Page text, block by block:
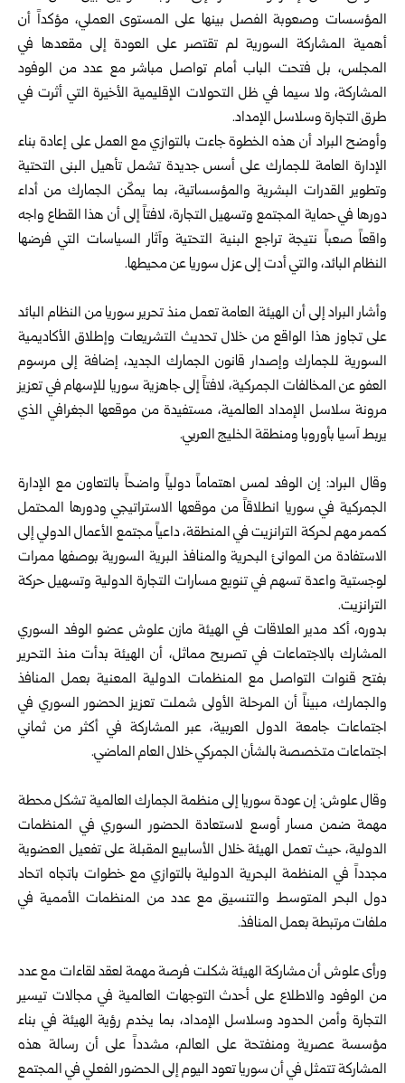
المؤسسات وصعوبة الفصل بينها على المستوى العملي، مؤكداً أن
أهمية المشاركة السورية لم تقتصر على العودة إلى مقعدها في
المجلس، بل فتحت الباب أمام تواصل مباشر مع عدد من الوفود
المشاركة، ولا سيما في ظل التحولات الإقليمية الأخيرة التي أثرت في
طرق التجارة وسلاسل الإمداد.
وأوضح البراد أن هذه الخطوة جاءت ‏بالتوازي مع العمل على إعادة بناء
الإدارة العامة للجمارك على أسس جديدة تشمل تأهيل البنى التحتية
وتطوير القدرات البشرية والمؤسساتية، بما يمكّن الجمارك من أداء
دورها في حماية المجتمع وتسهيل التجارة، لافتاً إلى أن هذا القطاع واجه
واقعاً صعباً نتيجة تراجع البنية التحتية وآثار السياسات التي فرضها
النظام البائد، والتي أدت إلى عزل سوريا عن محيطها.‏ ‏
وأشار البراد إلى أن الهيئة العامة تعمل منذ تحرير سوريا من النظام البائد
على تجاوز هذا الواقع من خلال تحديث التشريعات وإطلاق الأكاديمية
السورية للجمارك وإصدار قانون الجمارك الجديد، إضافة إلى مرسوم
العفو عن المخالفات الجمركية، لافتاً إلى جاهزية سوريا للإسهام في تعزيز
مرونة سلاسل الإمداد العالمية، ‌‏مستفيدة من موقعها الجغرافي الذي
يربط آسيا بأوروبا ومنطقة الخليج ‌‏العربي.‏ ‏
وقال البراد: إن الوفد لمس اهتماماً دولياً واضحاً بالتعاون مع الإدارة
الجمركية في سوريا انطلاقاً من موقعها الاستراتيجي ودورها المحتمل
كممر مهم لحركة الترانزيت في المنطقة، داعياً مجتمع الأعمال الدولي إلى
الاستفادة من الموانئ البحرية ‌‏والمنافذ البرية السورية بوصفها ممرات
لوجستية واعدة تسهم في تنويع ‌‏مسارات التجارة الدولية وتسهيل حركة
الترانزيت.
بدوره، أكد مدير العلاقات ‌في الهيئة مازن علوش عضو الوفد السوري
المشارك بالاجتماعات في تصريح مماثل، أن الهيئة بدأت منذ التحرير
بفتح قنوات التواصل مع المنظمات الدولية المعنية بعمل المنافذ
والجمارك، مبيناً أن المرحلة الأولى شملت تعزيز الحضور السوري في
اجتماعات جامعة الدول العربية، عبر المشاركة في أكثر من ثماني
اجتماعات متخصصة بالشأن الجمركي خلال العام الماضي.
وقال علوش: إن عودة سوريا إلى منظمة الجمارك العالمية تشكل محطة
مهمة ضمن مسار أوسع لاستعادة الحضور السوري في المنظمات
الدولية، حيث تعمل الهيئة خلال الأسابيع المقبلة على تفعيل العضوية
مجدداً في المنظمة البحرية الدولية بالتوازي مع خطوات باتجاه اتحاد
دول البحر المتوسط والتنسيق مع عدد من المنظمات الأممية في
ملفات مرتبطة بعمل المنافذ.
ورأى علوش أن مشاركة الهيئة شكلت فرصة مهمة لعقد لقاءات مع عدد
من الوفود والاطلاع على أحدث التوجهات العالمية في مجالات تيسير
التجارة وأمن الحدود وسلاسل الإمداد، بما يخدم رؤية الهيئة في بناء
مؤسسة عصرية ومنفتحة على العالم، مشدداً على أن رسالة هذه
المشاركة تتمثل في أن سوريا تعود اليوم إلى الحضور الفعلي في المجتمع